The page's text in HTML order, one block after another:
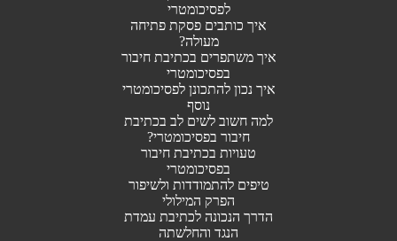
לפסיכומטרי
איך כותבים פסקת פתיחה
מעולה?
איך משתפרים בכתיבת חיבור
בפסיכומטרי
איך נכון להתכונן לפסיכומטרי
נוסף
למה חשוב לשים לב בכתיבת
חיבור בפסיכומטרי?
טעויות בכתיבת חיבור
בפסיכומטרי
טיפים להתמודדות ולשיפור
הפרק המילולי
הדרך הנכונה לכתיבת עמדת
הנגד והחלשתה